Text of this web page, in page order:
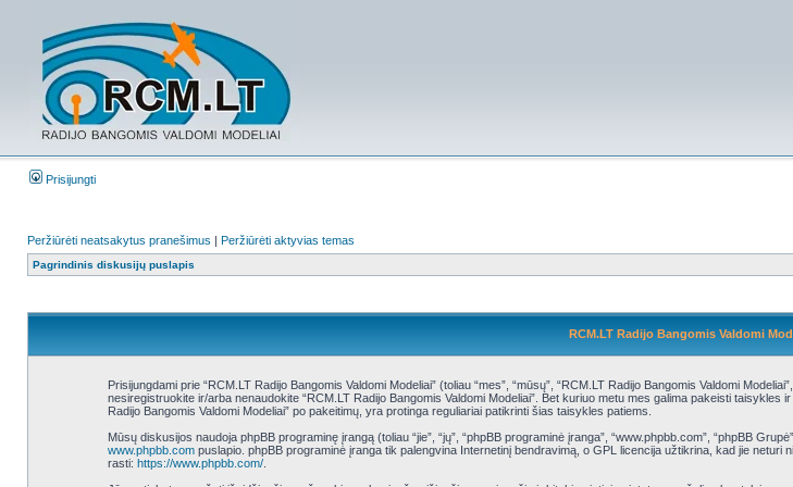
Prisijungti
Peržiūrėti neatsakytus pranešimus | Peržiūrėti aktyvias temas
Pagrindinis diskusijų puslapis
RCM.LT Radijo Bangomis Valdomi
Prisijungdami prie “RCM.LT Radijo Bangomis Valdomi Modeliai” (toliau “mes”, “mūsų”, “RCM.LT Radijo Bangomis Valdomi
nesiregistruokite ir/arba nenaudokite “RCM.LT Radijo Bangomis Valdomi Modeliai”. Bet kuriuo metu mes galima pakeisti
Radijo Bangomis Valdomi Modeliai” po pakeitimų, yra protinga reguliariai patikrinti šias taisykles patiems.
Mūsų diskusijos naudoja phpBB programinę įrangą (toliau “jie”, “jų”, “phpBB programinė įranga”, “www.phpbb.com”, “phpBB
www.phpbb.compuslapio. phpBB programinė įranga tik palengvina Internetinį bendravimą, o GPL licencija užtikrina, kad jie
rasti: https://www.phpbb.com/.